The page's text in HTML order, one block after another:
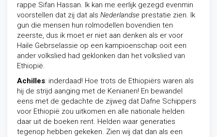
rappe Sifan Hassan. Ik kan me eerlijk gezegd evenmin
voorstellen dat zij dat als Nederlandse prestatie zien. Ik
gun die mensen hun rolmodellen bovendien ten
zeerste, dus ik moet er niet aan denken als er voor
Haile Gebrselassie op een kampioenschap ooit een
ander volkslied had geklonken dan het volkslied van
Ethiopië.
Achilles: inderdaad! Hoe trots de Ethiopiërs waren als
hij de strijd aanging met de Kenianen! En bewandel
eens met de gedachte de zijweg dat Dafne Schippers
voor Ethiopië zou uitkomen en alle nationale helden
daar uit de boeken rent. Helden waar generaties
tegenop hebben gekeken. Zien wij dat dan als een